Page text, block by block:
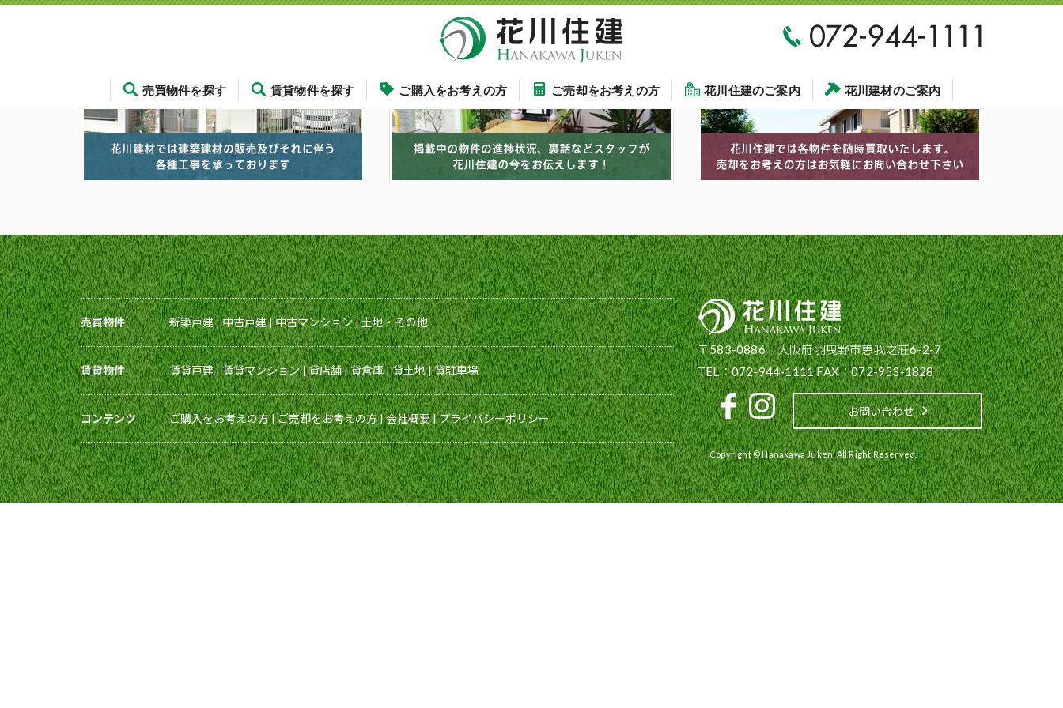
売買物件を探す 賃貸物件を探す ご購入をお考えの方 ご売却をお考えの方 花川住建のご案内 花川建材のご案内
売買物件 新築戸建|中古戸建|中古マンション|土地・その他
賃貸物件 賃貸戸建|賃貸マンション|貸店舗|貸倉庫|貸土地|貸駐車場
コンテンツ ご購入をお考えの方|ご売却をお考えの方|会社概要|プライバシーポリシー
〒583-0886 大阪府羽曳野市恵我之荘6-2-7
TEL：072-944-1111 FAX：072-953-1828
お問い合わせ
Copyright © Hanakawa Juken. All Right Reserved.